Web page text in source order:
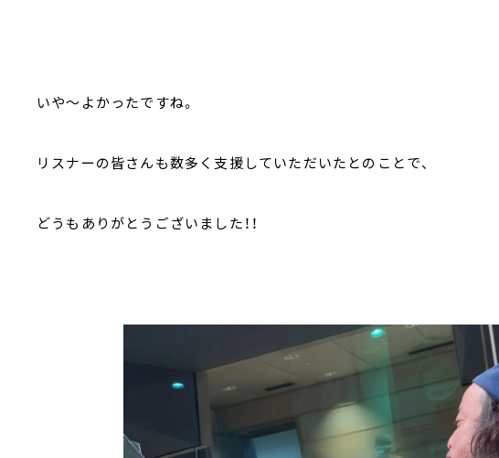
いや～よかったですね。
リスナーの皆さんも数多く支援していただいたとのことで、
どうもありがとうございました！！